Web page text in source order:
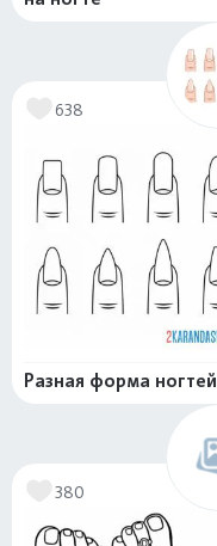
638
Разная форма ногтей
380